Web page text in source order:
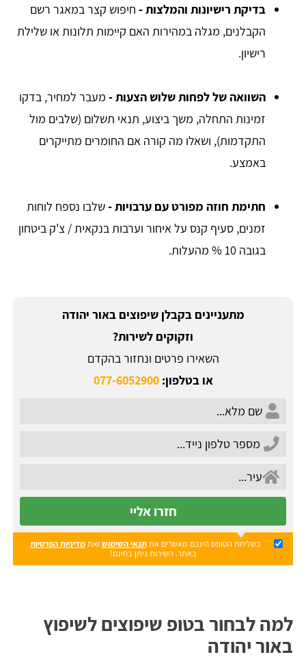
בדיקת רישיונות והמלצות- חיפוש קצר במאגר רשם
הקבלנים, מגלה במהירות האם קיימות תלונות או שלילת
רישיון.
השוואה של לפחות שלוש הצעות- מעבר למחיר, בדקו
זמינות התחלה, משך ביצוע, תנאי תשלום (שלבים מול
התקדמות), ושאלו מה קורה אם החומרים מתייקרים
באמצע.
חתימת חוזה מפורט עם ערבויות-שלבו נספח לוחות
זמנים, סעיף קנס על איחור וערבות בנקאית / צ'ק ביטחון
בגובה 10 % מהעלות.
מתעניינים בקבלן שיפוצים באור יהודה
וזקוקים לשירות?
השאירו פרטים ונחזור בהקדם
או בטלפון:077-6052900
חזרו אליי
בשליחת הטופס הינכם מאשרים אתתנאי השימוש ואתמדיניות הפרטיות
באתר. השירות ניתן בחינם!
למה לבחור בטופ שיפוצים לשיפוץ
באור יהודה